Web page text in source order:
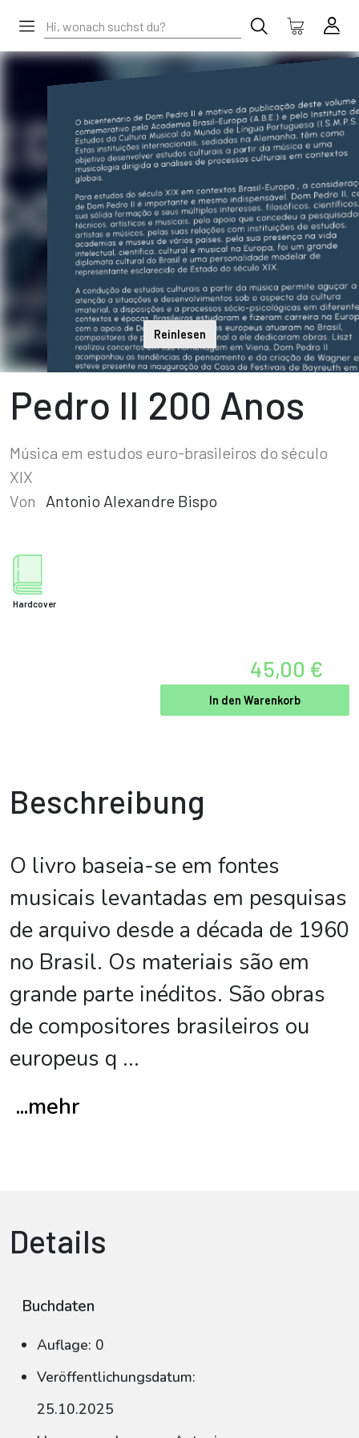
Reinlesen
Pedro II 200 Anos
Música em estudos euro-brasileiros do século
XIX
Von
Antonio Alexandre Bispo
Hardcover
45,00 €
In den Warenkorb
Beschreibung
O livro baseia-se em fontes
musicais levantadas em pesquisas
de arquivo desde a década de 1960
no Brasil. Os materiais são em
grande parte inéditos. São obras
de compositores brasileiros ou
europeus q ...
...mehr
Details
Buchdaten
Auflage: 0
Veröffentlichungsdatum:
25.10.2025